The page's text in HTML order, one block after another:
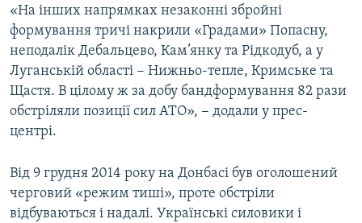
«На інших напрямках незаконні збройні
формування тричі накрили «Градами» Попасну,
неподалік Дебальцево, Кам’янку та Рідкодуб, а у
Луганській області − Нижньо-тепле, Кримське та
Щастя. В цілому ж за добу бандформування 82 рази
обстріляли позиції сил АТО», − додали у прес-
центрі.
Від 9 грудня 2014 року на Донбасі був оголошений
черговий «режим тиші», проте обстріли
відбуваються і надалі. Українські силовики і